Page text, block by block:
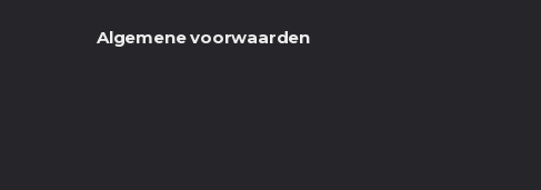
Algemene voorwaarden